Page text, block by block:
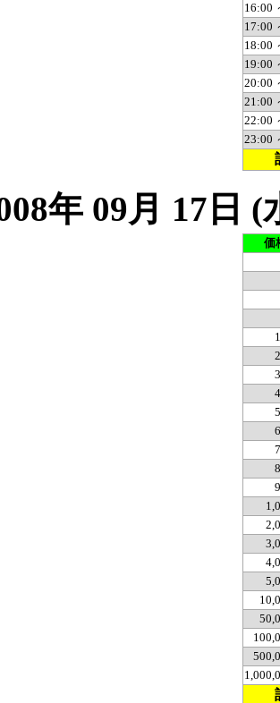
16:00
17:00
18:00
19:00
20:00
21:00
22:00
23:00
年 09月 17日
価